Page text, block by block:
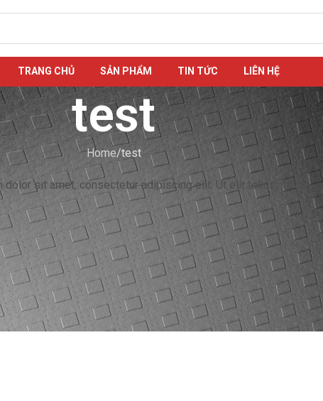
TRANG CHỦ SẢN PHẨM TIN TỨC LIÊN HỆ
test
Home test
sit amet, consectetur adipiscing elit. Ut elit tellus, luctus